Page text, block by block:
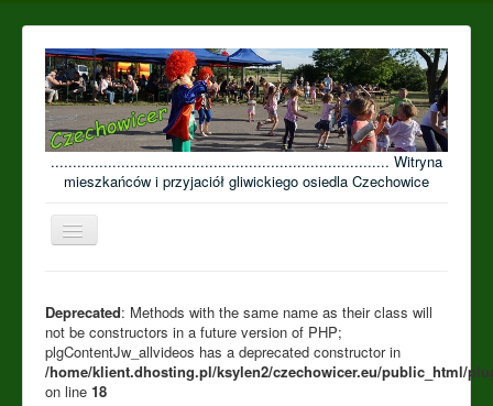
............................................................................. Witryna
mieszkańców i przyjaciół gliwickiego osiedla Czechowice
Przełącz
nawigację
Open menu
Deprecated: Methods with the same name as their class will
not be constructors in a future version of PHP;
plgContentJw_allvideos has a deprecated constructor in
/home/klient.dhosting.pl/ksylen2/czechowicer.eu/public_html/
on line 18